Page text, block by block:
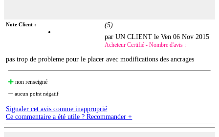
Note Client : (5)
par UN CLIENT leVen 06 Nov 2015
Acheteur Certifié - Nombre d'avis :
pas trop de probleme pour le placer avec modifications des ancrages
non renseigné
aucun point négatif
Signaler cet avis comme inapproprié
Ce commentaire a été utile ? Recommander +